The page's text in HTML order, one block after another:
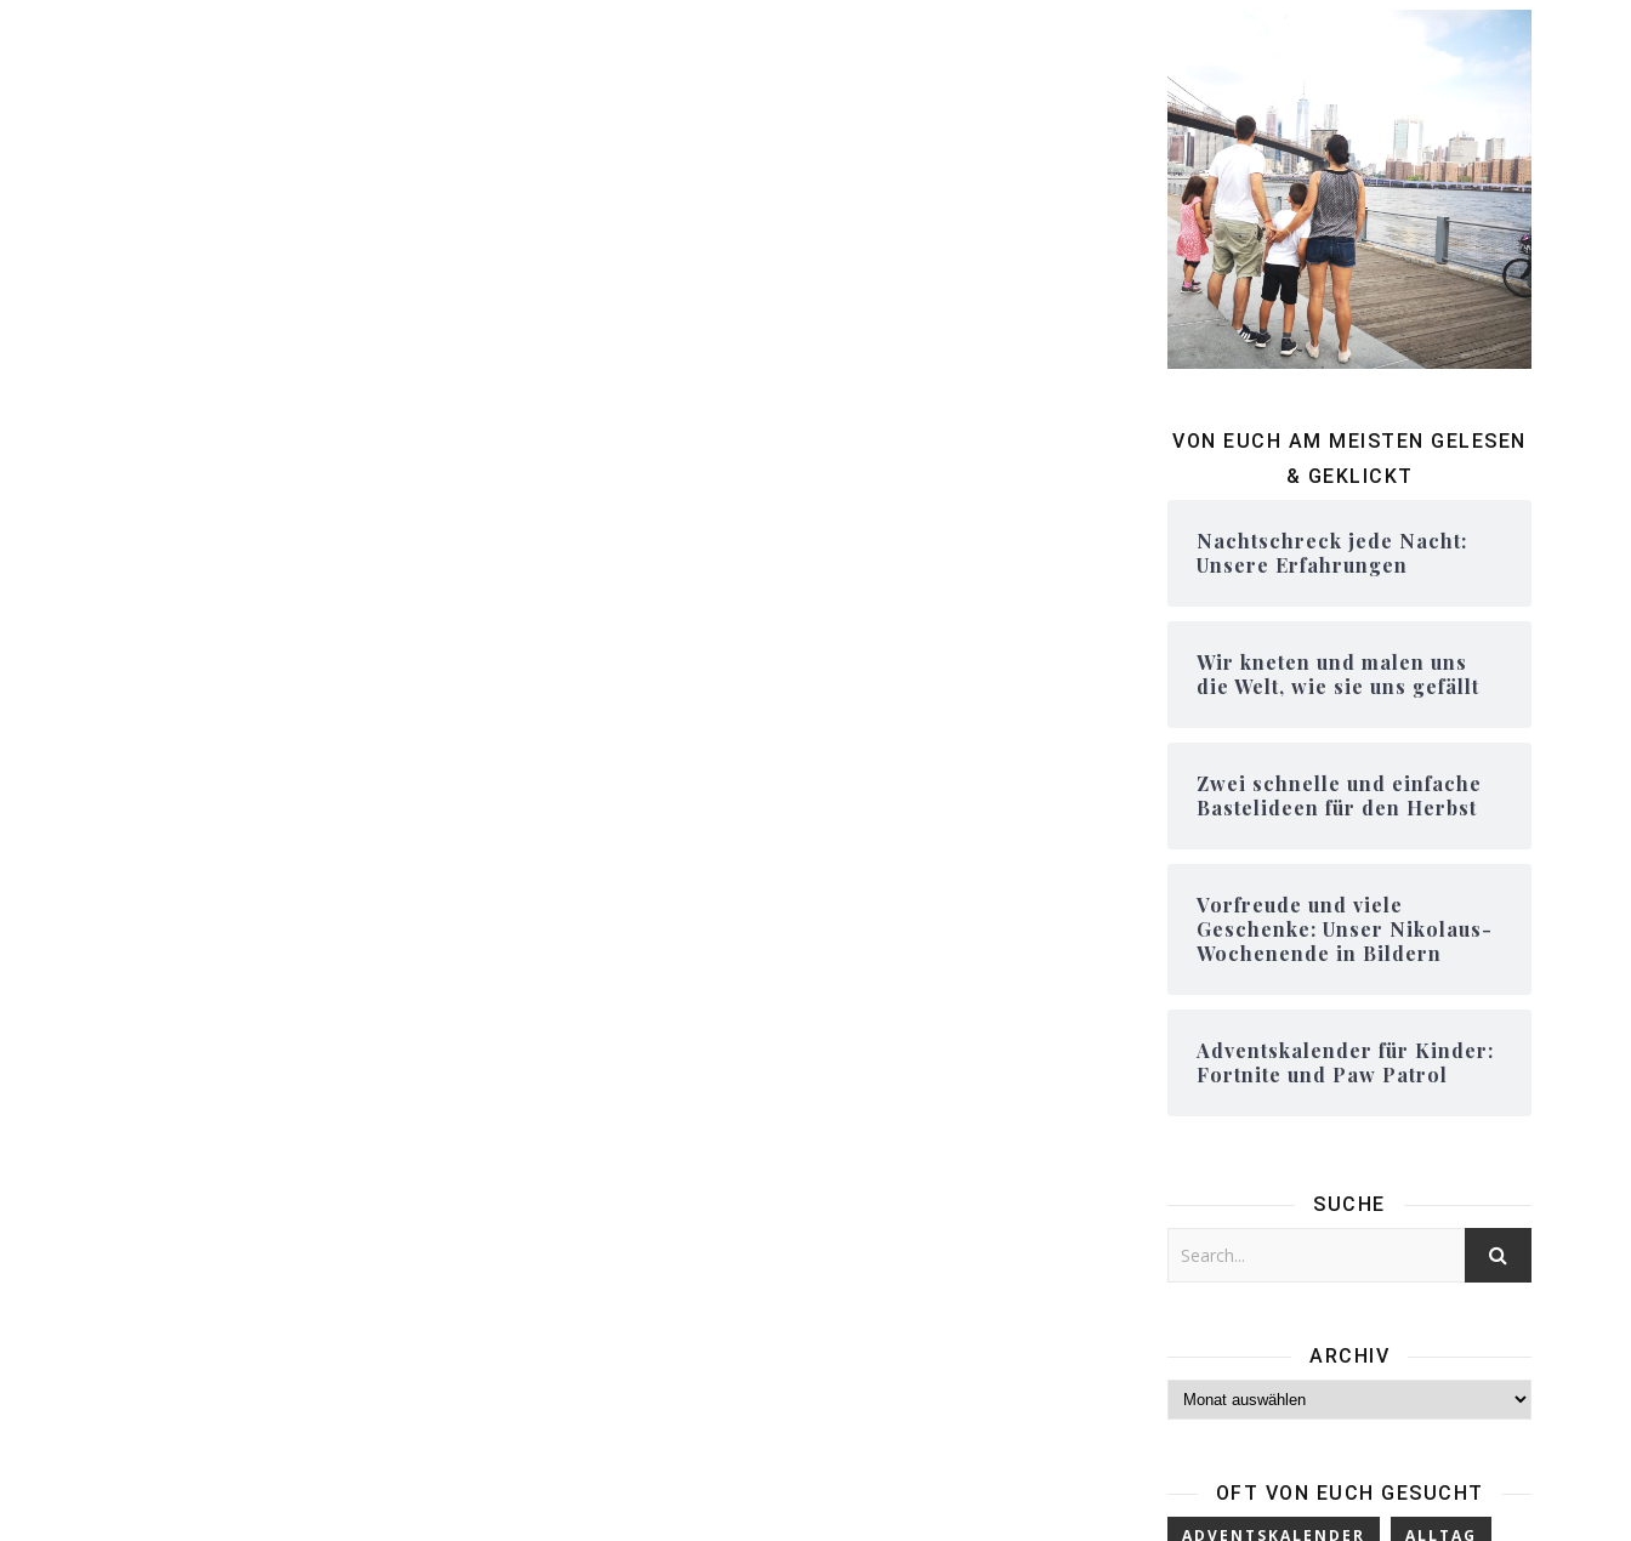
VON EUCH AM MEISTEN GELESEN
& GEKLICKT
Nachtschreck jede Nacht:
Unsere Erfahrungen
Wir kneten und malen uns
die Welt, wie sie uns gefällt
Zwei schnelle und einfache
Bastelideen für den Herbst
Vorfreude und viele
Geschenke: Unser Nikolaus-
Wochenende in Bildern
Adventskalender für Kinder:
Fortnite und Paw Patrol
SUCHE
ARCHIV
Archiv
OFT VON EUCH GESUCHT
ADVENTSKALENDER ALLTAG